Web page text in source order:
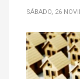
SÁBADO, 26